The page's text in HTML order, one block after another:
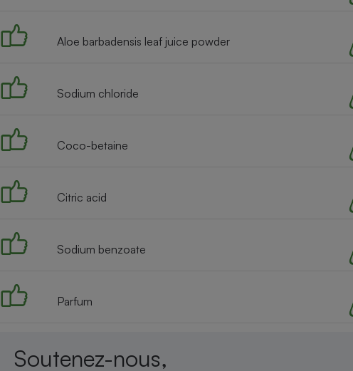
Aloe barbadensis leaf juice powder
Sodium chloride
Coco-betaine
Citric acid
Sodium benzoate
Parfum
Soutenez-nous,